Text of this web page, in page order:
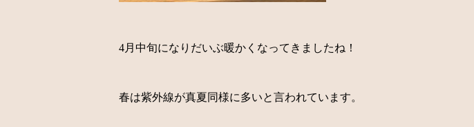
4月中旬になりだいぶ暖かくなってきましたね！
春は紫外線が真夏同様に多いと言われています。